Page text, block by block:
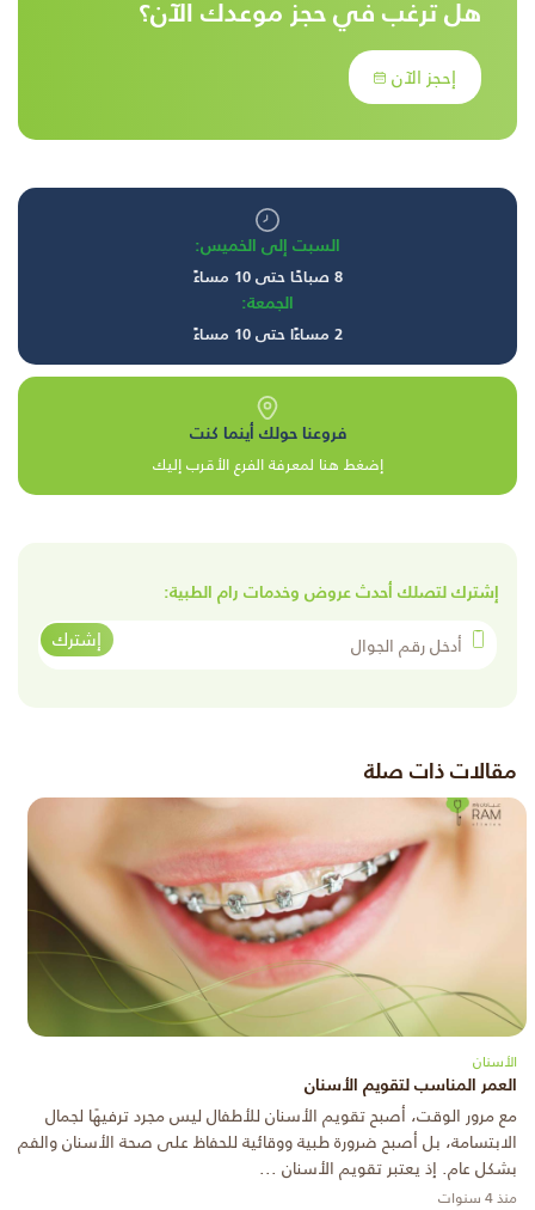
هل ترغب في حجز موعدك الآن؟
إحجز الآن
السبت إلى الخميس:
8 صباحًا حتى 10 مساءً
الجمعة:
2 مساءًا حتى 10 مساءً
فروعنا حولك أينما كنت
إضغط هنا لمعرفة الفرع الأقرب إليك
إشترك لتصلك أحدث عروض وخدمات رام الطبية:
أدخل رقم الجوال
إشترك
مقالات ذات صلة
الأسنان
العمر المناسب لتقويم الأسنان
مع مرور الوقت، أصبح تقويم الأسنان للأطفال ليس مجرد ترفيهًا لجمال
الابتسامة، بل أصبح ضرورة طبية ووقائية للحفاظ على صحة الأسنان والفم
بشكل عام. إذ يعتبر تقويم الأسنان ...
منذ 4 سنوات